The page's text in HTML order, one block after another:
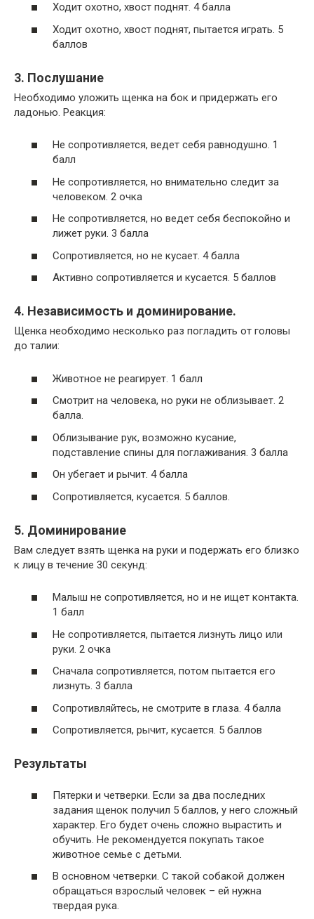
Ходит охотно, хвост поднят. 4 балла
Ходит охотно, хвост поднят, пытается играть. 5
баллов
3. Послушание
Необходимо уложить щенка на бок и придержать его
ладонью. Реакция:
Не сопротивляется, ведет себя равнодушно. 1
балл
Не сопротивляется, но внимательно следит за
человеком. 2 очка
Не сопротивляется, но ведет себя беспокойно и
лижет руки. 3 балла
Сопротивляется, но не кусает. 4 балла
Активно сопротивляется и кусается. 5 баллов
4. Независимость и доминирование.
Щенка необходимо несколько раз погладить от головы
до талии:
Животное не реагирует. 1 балл
Смотрит на человека, но руки не облизывает. 2
балла.
Облизывание рук, возможно кусание,
подставление спины для поглаживания. 3 балла
Он убегает и рычит. 4 балла
Сопротивляется, кусается. 5 баллов.
5. Доминирование
Вам следует взять щенка на руки и подержать его близко
к лицу в течение 30 секунд:
Малыш не сопротивляется, но и не ищет контакта.
1 балл
Не сопротивляется, пытается лизнуть лицо или
руки. 2 очка
Сначала сопротивляется, потом пытается его
лизнуть. 3 балла
Сопротивляйтесь, не смотрите в глаза. 4 балла
Сопротивляется, рычит, кусается. 5 баллов
Результаты
Пятерки и четверки. Если за два последних
задания щенок получил 5 баллов, у него сложный
характер. Его будет очень сложно вырастить и
обучить. Не рекомендуется покупать такое
животное семье с детьми.
В основном четверки. С такой собакой должен
обращаться взрослый человек – ей нужна
твердая рука.